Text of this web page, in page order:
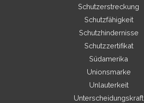
Schutzerstreckung
Schutzfähigkeit
Schutzhindernisse
Schutzzertifikat
Südamerika
Unionsmarke
Unlauterkeit
Unterscheidungskraft